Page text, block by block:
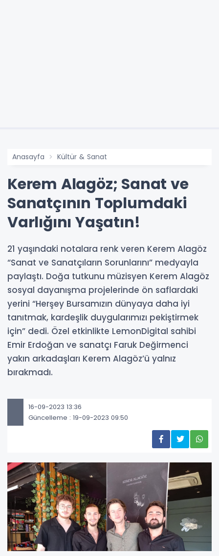
Anasayfa Kültür & Sanat
Kerem Alagöz; Sanat ve
Sanatçının Toplumdaki
Varlığını Yaşatın!
21 yaşındaki notalara renk veren Kerem Alagöz
“Sanat ve Sanatçıların Sorunlarını” medyayla
paylaştı. Doğa tutkunu müzisyen Kerem Alagöz
sosyal dayanışma projelerinde ön saflardaki
yerini “Herşey Bursamızın dünyaya daha iyi
tanıtmak, kardeşlik duygularımızı pekiştirmek
için” dedi. Özel etkinlikte LemonDigital sahibi
Emir Erdoğan ve sanatçı Faruk Değirmenci
yakın arkadaşları Kerem Alagöz’ü yalnız
bırakmadı.
16-09-2023 13:36
Güncelleme : 19-09-2023 09:50